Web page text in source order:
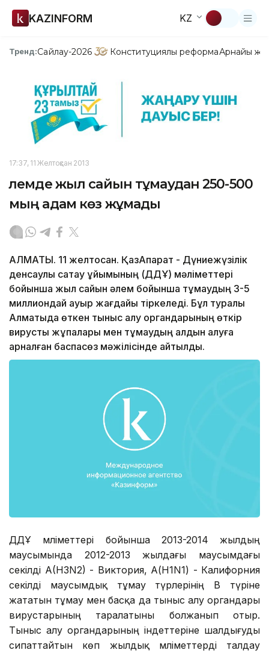
KAZINFORM KZ
Тренд:Сайлау-2026 Конституциялық реформаАрнайы
17:37, 11 Желтоқсан 2013
Әлемде жыл сайын тұмаудан 250-500
мың адам көз жұмады
АЛМАТЫ. 11 желтоқсан. ҚазАқпарат - Дүниежүзілік
денсаулық сақтау ұйымының (ДДҰ) мәліметтері
бойынша жыл сайын әлем бойынша тұмаудың 3-5
миллиондай ауыр жағдайы тіркеледі. Бұл туралы
Алматыда өткен тыныс алу органдарының өткір
вирустық жұқпалары мен тұмаудың алдын алуға
арналған баспасөз мәжілісінде айтылды.
ДДҰ мәліметтері бойынша 2013-2014 жылдың
маусымында 2012-2013 жылдағы маусымдағы
секілді A(H3N2) - Виктория, А(H1N1) - Калифорния
секілді маусымдық тұмау түрлерінің В түріне
жататын тұмау мен басқа да тыныс алу органдары
вирустарының таралатыны болжанып отыр.
Тыныс алу органдарының індеттеріне шалдығуды
сипаттайтын көп жылдық мәліметтерді талдау